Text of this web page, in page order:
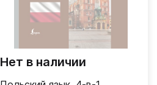
Нет в наличии